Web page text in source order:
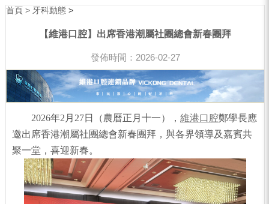
首頁 > 牙科動態>
【維港口腔】出席香港潮屬社團總會新春團拜
發佈時間：2026-02-27
2026年2月27日（農曆正月十一）， 維港口腔鄭學長應
邀出席香港潮屬社團總會新春團拜，與各界領導及嘉賓共
聚一堂，喜迎新春。